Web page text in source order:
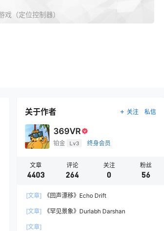
戏（定位控制器）
关于作者 关注 私信
369VR
铂金 Lv3 终身会员
文章
4403
评论
264
关注
0
粉丝
56
[文章] 《回声漂移》Echo Drift
[文章] 《罕见景象》Durlabh Darshan
[文章]